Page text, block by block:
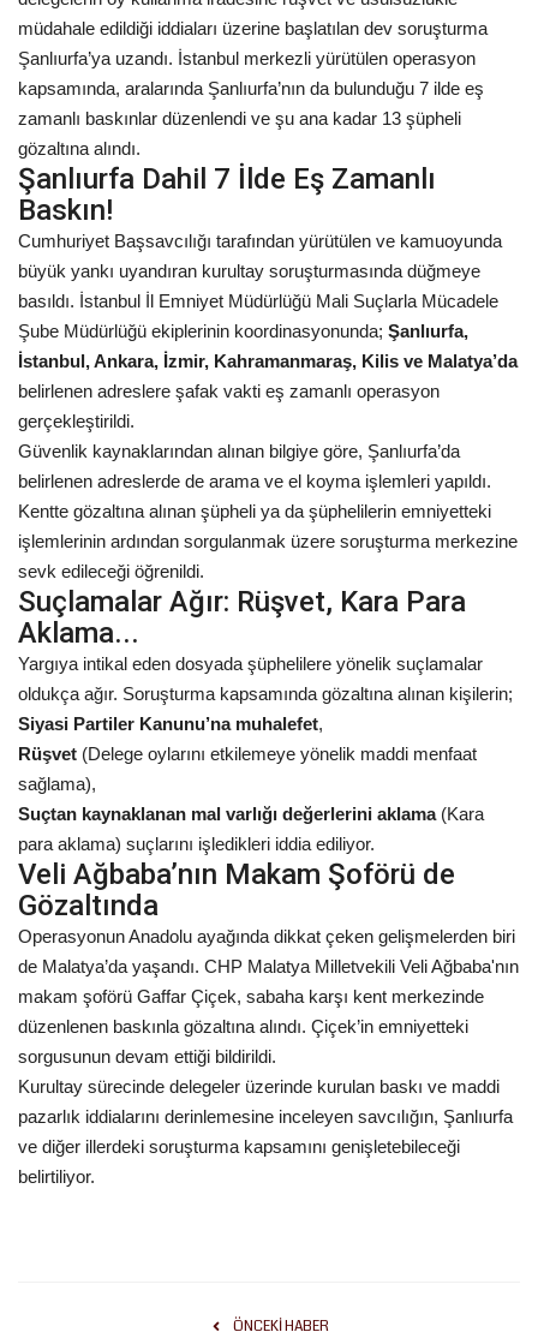
Kültür Sanat
müdahale edildiği iddiaları üzerine başlatılan dev soruşturma
Şanlıurfa’ya uzandı. İstanbul merkezli yürütülen operasyon
kapsamında, aralarında Şanlıurfa’nın da bulunduğu 7 ilde eş
zamanlı baskınlar düzenlendi ve şu ana kadar 13 şüpheli
gözaltına alındı.
Şanlıurfa Dahil 7 İlde Eş Zamanlı
Baskın!
Cumhuriyet Başsavcılığı tarafından yürütülen ve kamuoyunda
büyük yankı uyandıran kurultay soruşturmasında düğmeye
basıldı. İstanbul İl Emniyet Müdürlüğü Mali Suçlarla Mücadele
Şube Müdürlüğü ekiplerinin koordinasyonunda; Şanlıurfa,
İstanbul, Ankara, İzmir, Kahramanmaraş, Kilis ve Malatya’da
belirlenen adreslere şafak vakti eş zamanlı operasyon
gerçekleştirildi.
Güvenlik kaynaklarından alınan bilgiye göre, Şanlıurfa’da
belirlenen adreslerde de arama ve el koyma işlemleri yapıldı.
Kentte gözaltına alınan şüpheli ya da şüphelilerin emniyetteki
işlemlerinin ardından sorgulanmak üzere soruşturma merkezine
sevk edileceği öğrenildi.
Suçlamalar Ağır: Rüşvet, Kara Para
Aklama...
Yargıya intikal eden dosyada şüphelilere yönelik suçlamalar
oldukça ağır. Soruşturma kapsamında gözaltına alınan kişilerin;
Siyasi Partiler Kanunu’na muhalefet,
Rüşvet (Delege oylarını etkilemeye yönelik maddi menfaat
sağlama),
Suçtan kaynaklanan mal varlığı değerlerini aklama(Kara
para aklama) suçlarını işledikleri iddia ediliyor.
Veli Ağbaba’nın Makam Şoförü de
Gözaltında
Operasyonun Anadolu ayağında dikkat çeken gelişmelerden biri
de Malatya’da yaşandı. CHP Malatya Milletvekili Veli Ağbaba'nın
makam şoförü Gaffar Çiçek, sabaha karşı kent merkezinde
düzenlenen baskınla gözaltına alındı. Çiçek’in emniyetteki
sorgusunun devam ettiği bildirildi.
Kurultay sürecinde delegeler üzerinde kurulan baskı ve maddi
pazarlık iddialarını derinlemesine inceleyen savcılığın, Şanlıurfa
ve diğer illerdeki soruşturma kapsamını genişletebileceği
belirtiliyor.
ÖNCEKI HABER